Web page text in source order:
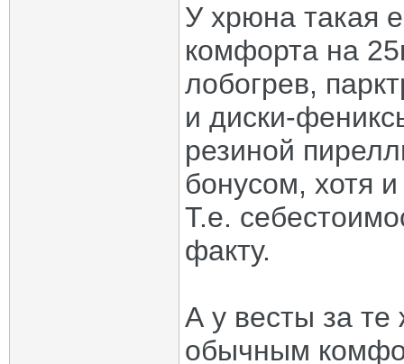
У хрюна такая
комфорта на
лобогрев,
и диски-
резиной
бонусом, хотя
Т.е.
факту.
А у весты за те
обычным